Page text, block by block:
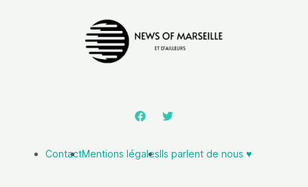
ContactMentions légalesIls parlent de nous ♥️